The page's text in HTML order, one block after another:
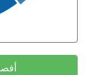
أفصل 10 ضد أخرون